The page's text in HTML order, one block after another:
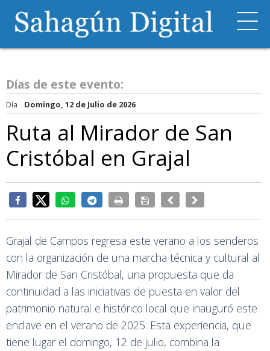
Días de este evento:
Día Domingo, 12 de Julio de 2026
Ruta al Mirador de San
Cristóbal en Grajal
Grajal de Campos regresa este verano a los senderos
con la organización de una marcha técnica y cultural al
Mirador de San Cristóbal, una propuesta que da
continuidad a las iniciativas de puesta en valor del
patrimonio natural e histórico local que inauguró este
enclave en el verano de 2025. Esta experiencia, que
tiene lugar el domingo, 12 de julio, combina la